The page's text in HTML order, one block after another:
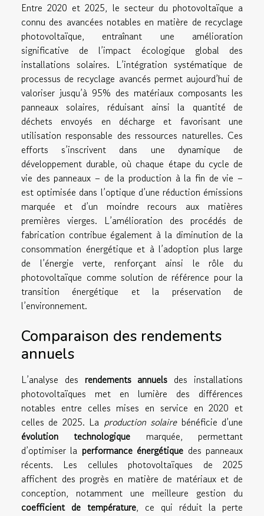
Entre 2020 et 2025, le secteur du photovoltaïque a
connu des avancées notables en matière de recyclage
photovoltaïque, entraînant une amélioration
significative de l’impact écologique global des
installations solaires. L’intégration systématique de
processus de recyclage avancés permet aujourd’hui de
valoriser jusqu’à 95% des matériaux composants les
panneaux solaires, réduisant ainsi la quantité de
déchets envoyés en décharge et favorisant une
utilisation responsable des ressources naturelles. Ces
efforts s’inscrivent dans une dynamique de
développement durable, où chaque étape du cycle de
vie des panneaux – de la production à la fin de vie –
est optimisée dans l’optique d’une réduction émissions
marquée et d’un moindre recours aux matières
premières vierges. L’amélioration des procédés de
fabrication contribue également à la diminution de la
consommation énergétique et à l’adoption plus large
de l’énergie verte, renforçant ainsi le rôle du
photovoltaïque comme solution de référence pour la
transition énergétique et la préservation de
l’environnement.
Comparaison des rendements
annuels
L’analyse des rendements annuels des installations
photovoltaïques met en lumière des différences
notables entre celles mises en service en 2020 et
celles de 2025. La production solairebénéficie d’une
évolution technologique marquée, permettant
d’optimiser la performance énergétique des panneaux
récents. Les cellules photovoltaïques de 2025
affichent des progrès en matière de matériaux et de
conception, notamment une meilleure gestion du
coefficient de température, ce qui réduit la perte